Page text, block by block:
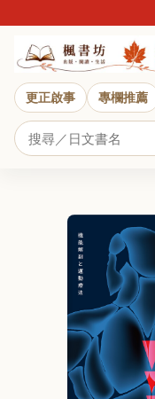
更正啟事 專欄推薦